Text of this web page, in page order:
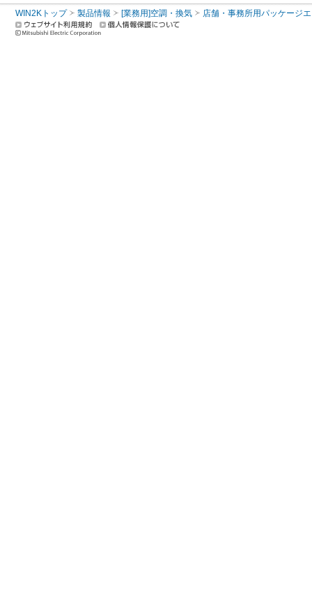
WIN2Kトップ 製品情報 [業務用]空調・換気 店舗・事務所用パッケージ